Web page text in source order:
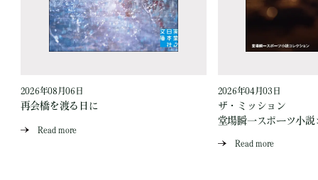
2026年08月06日
再会橋を渡る日に
Read more
2026年04月03日
ザ・ミッション
堂場瞬一スポーツ小説
Read more